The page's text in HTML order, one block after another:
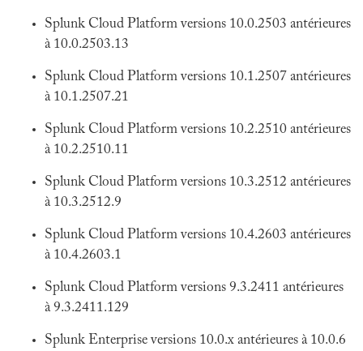
Splunk Cloud Platform versions 10.0.2503 antérieures
à 10.0.2503.13
Splunk Cloud Platform versions 10.1.2507 antérieures
à 10.1.2507.21
Splunk Cloud Platform versions 10.2.2510 antérieures
à 10.2.2510.11
Splunk Cloud Platform versions 10.3.2512 antérieures
à 10.3.2512.9
Splunk Cloud Platform versions 10.4.2603 antérieures
à 10.4.2603.1
Splunk Cloud Platform versions 9.3.2411 antérieures
à 9.3.2411.129
Splunk Enterprise versions 10.0.x antérieures à 10.0.6